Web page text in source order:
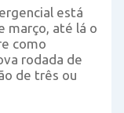
está
março, até lá o
como
rodada de
de três ou